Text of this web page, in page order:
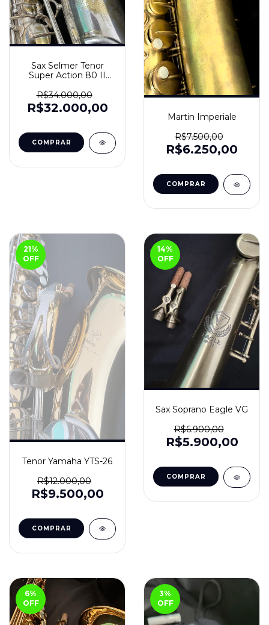
Sax Selmer Tenor
Super Action 80 II
R$34.000,00
R$32.000,00
Martin Imperiale
R$7.500,00
R$6.250,00
21%
OFF
Tenor Yamaha YTS-26
R$12.000,00
R$9.500,00
14%
OFF
Sax Soprano Eagle VG
R$6.900,00
R$5.900,00
6%
OFF
3%
OFF